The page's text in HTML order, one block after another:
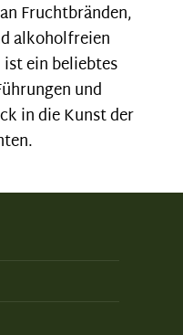
Fruchtbränden,
alkoholfreien
ein beliebtes
und
in die Kunst der